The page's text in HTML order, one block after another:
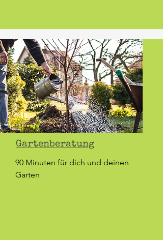
Gartenberatung
90 Minuten für dich und deinen
Garten